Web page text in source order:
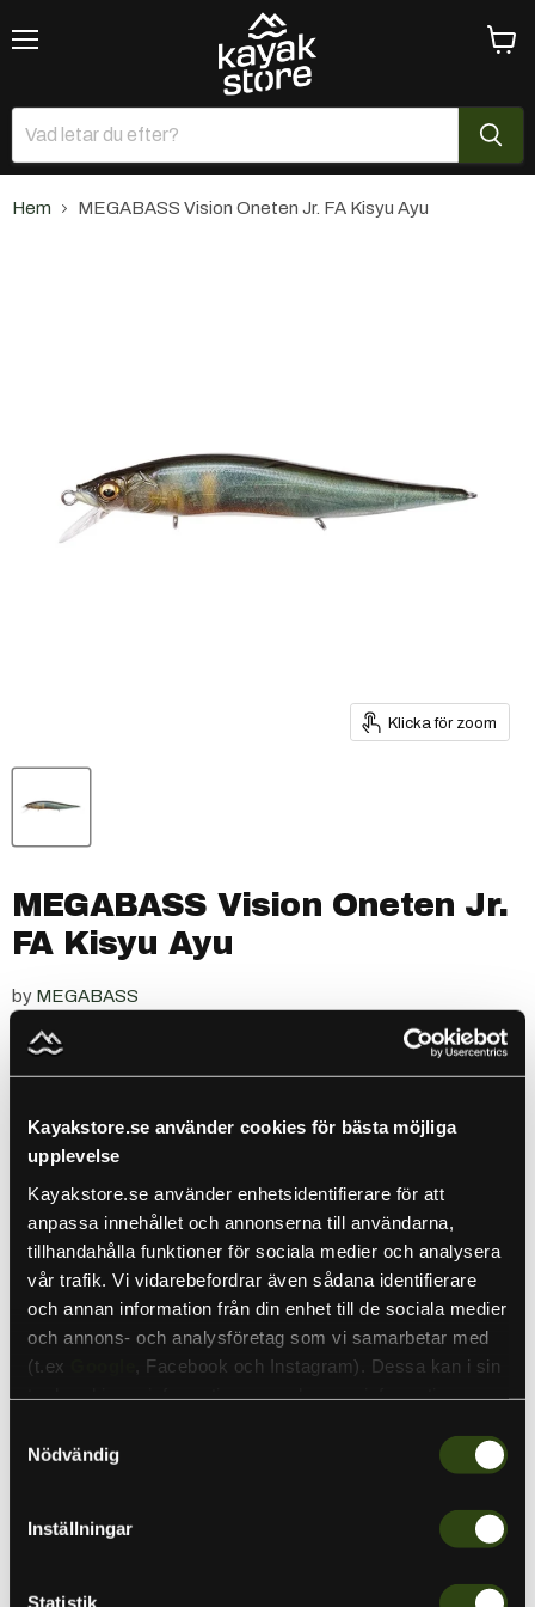
Kayakstore.se använder cookies för bästa möjliga
upplevelse
Kayakstore.se använder enhetsidentifierare för att
anpassa innehållet och annonserna till användarna,
tillhandahålla funktioner för sociala medier och analysera
vår trafik. Vi vidarebefordrar även sådana identifierare
och annan information från din enhet till de sociala medier
och annons- och analysföretag som vi samarbetar med
(t.ex
, Facebook och Instagram). Dessa kan i sin
använt deras tjänster. Detta för att skapa
personanpassade annonser (personalization of ads). Du
Nödvändig
Inställningar
Statistik
Hem MEGABASS Vision Oneten Jr. FA Kisyu Ayu
Klicka för zoom
MEGABASS Vision Oneten Jr.
FA Kisyu Ayu
by MEGABASS
SKU 504022
Slutsåld Nuvarande pris
279 kr
Lägsta priset de senaste 30 dagarna:279 SEK
Kvantitet
Slutsåld
MEGABASS Vision Oneten Jr är en högpresterande
attraktion för rovfiskar. Detta kompakta bete är
populära Vision Oneten-serien och är speciellt
Vision Oneten Jr har en aerodynamisk kropp som gör det